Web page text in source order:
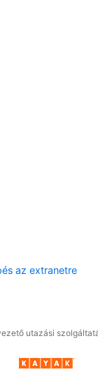
az extranetre
utazási